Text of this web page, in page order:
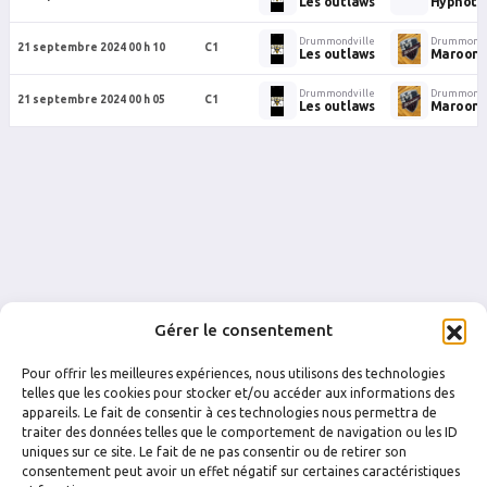
Gérer le consentement
Pour offrir les meilleures expériences, nous utilisons des technologies
telles que les cookies pour stocker et/ou accéder aux informations des
appareils. Le fait de consentir à ces technologies nous permettra de
traiter des données telles que le comportement de navigation ou les ID
uniques sur ce site. Le fait de ne pas consentir ou de retirer son
consentement peut avoir un effet négatif sur certaines caractéristiques
21 septembre 2024 00 h 10 C1
Drummondville
Les outlaws Maroons
21 septembre 2024 00 h 05 C1
Drummondville
Les outlaws Maroons
FACEBOOK INSTAGRAM